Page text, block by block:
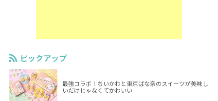
ピックアップ
最強コラボ！ちいかわと東京ばな奈のスイーツが美味し
いだけじゃなくてかわいい